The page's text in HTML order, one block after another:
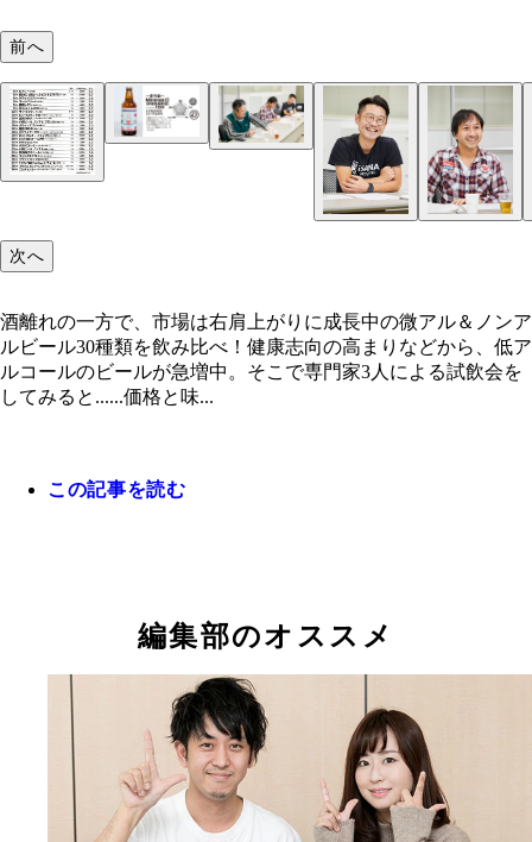
前へ
次へ
酒離れの一方で、市場は右肩上がりに成長中の微アル＆ノンア
ルビール30種類を飲み比べ！健康志向の高まりなどから、低ア
ルコールのビールが急増中。そこで専門家3人による試飲会を
してみると......価格と味...
この記事を読む
編集部のオススメ